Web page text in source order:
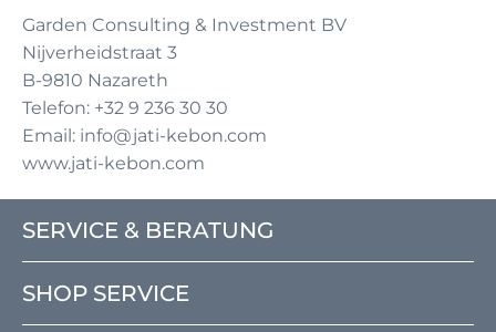
Garden Consulting & Investment BV
Nijverheidstraat 3
B-9810 Nazareth
Telefon: +32 9 236 30 30
Email: info@jati-kebon.com
www.jati-kebon.com
SERVICE & BERATUNG
SHOP SERVICE